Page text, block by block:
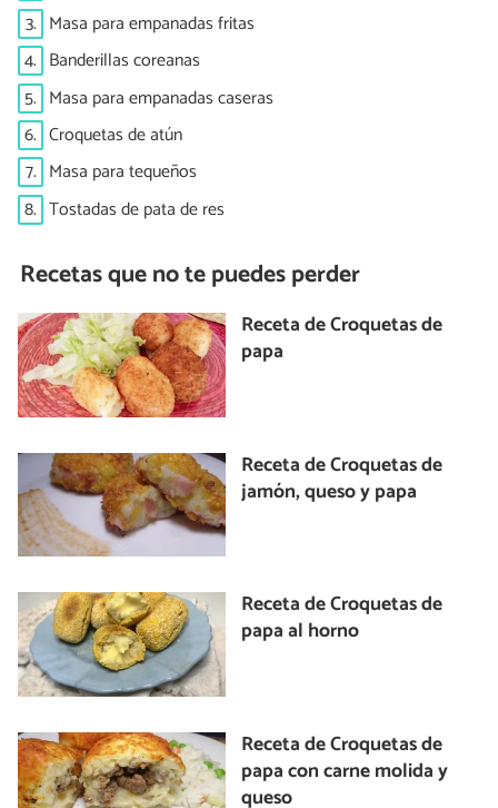
3. Masa para empanadas fritas
4. Banderillas coreanas
5. Masa para empanadas caseras
6. Croquetas de atún
7. Masa para tequeños
8. Tostadas de pata de res
Recetas que no te puedes perder
Receta de Croquetas de
papa
Receta de Croquetas de
jamón, queso y papa
Receta de Croquetas de
papa al horno
Receta de Croquetas de
papa con carne molida y
queso